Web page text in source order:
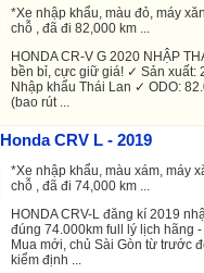
*Xe nhập khẩu, màu đỏ, máy
chỗ , đã đi 82,000 km ...
HONDA CR-V G 2020 NHẬP
bền bỉ, cực giữ giá! ✓ Sản xuất:
Nhập khẩu Thái Lan ✓ ODO:
(bao rút ...
Honda CRV L - 2019
*Xe nhập khẩu, màu xám, máy
chỗ , đã đi 74,000 km ...
HONDA CRV-L đăng kí 2019
đúng 74.000km full lý lịch hãng
Mua mới, chủ Sài Gòn từ trước
kiểm định ...